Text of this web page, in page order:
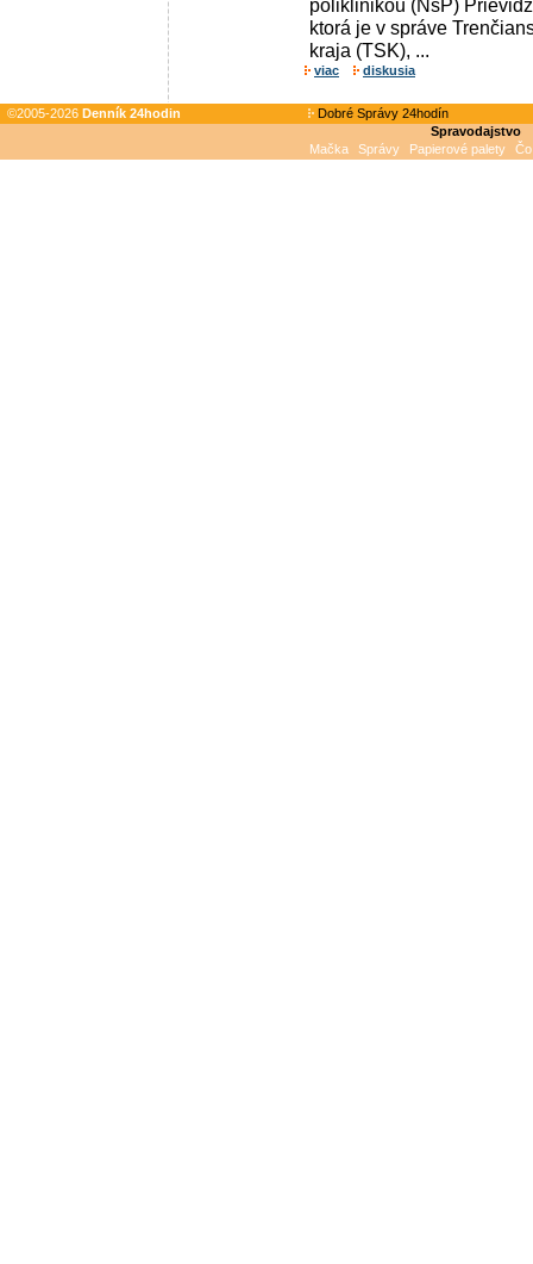
poliklinikou (NsP)
ktorá je v správe
kraja (TSK), ...
viac diskusia
©2005-2026 Denník 24hodin
Dobré Správy 24hodín
Spravodajstvo
Mačka
Správy Papierové palety